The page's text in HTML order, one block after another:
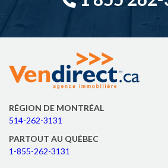
RÉGION DE MONTRÉAL
514-262-3131
PARTOUT AU QUÉBEC
1-855-262-3131